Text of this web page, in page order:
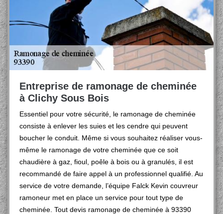
Entreprise de ramonage de cheminée
à Clichy Sous Bois
Essentiel pour votre sécurité, le ramonage de cheminée
consiste à enlever les suies et les cendre qui peuvent
boucher le conduit. Même si vous souhaitez réaliser vous-
même le ramonage de votre cheminée que ce soit
chaudière à gaz, fioul, poêle à bois ou à granulés, il est
recommandé de faire appel à un professionnel qualifié. Au
service de votre demande, l’équipe Falck Kevin couvreur
ramoneur met en place un service pour tout type de
cheminée. Tout devis ramonage de cheminée à 93390